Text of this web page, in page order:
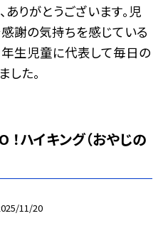
りがとうございます。児
謝の気持ちを感じている
年生児童に代表して毎日の
た。
！ハイキング（おやじの
11/20